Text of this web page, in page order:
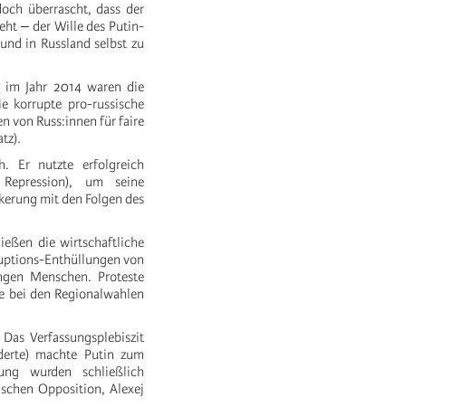
überrascht, dass der
‒ der Wille des Putin-
in Russland selbst zu
im Jahr 2014 waren die
korrupte pro-russische
von Russ:innen für faire
Er nutzte erfolgreich
um seine
mit den Folgen des
die wirtschaftliche
Enthüllungen von
Menschen. Proteste
bei den Regionalwahlen
Verfassungsplebiszit
machte Putin zum
wurden schließlich
Opposition, Alexej